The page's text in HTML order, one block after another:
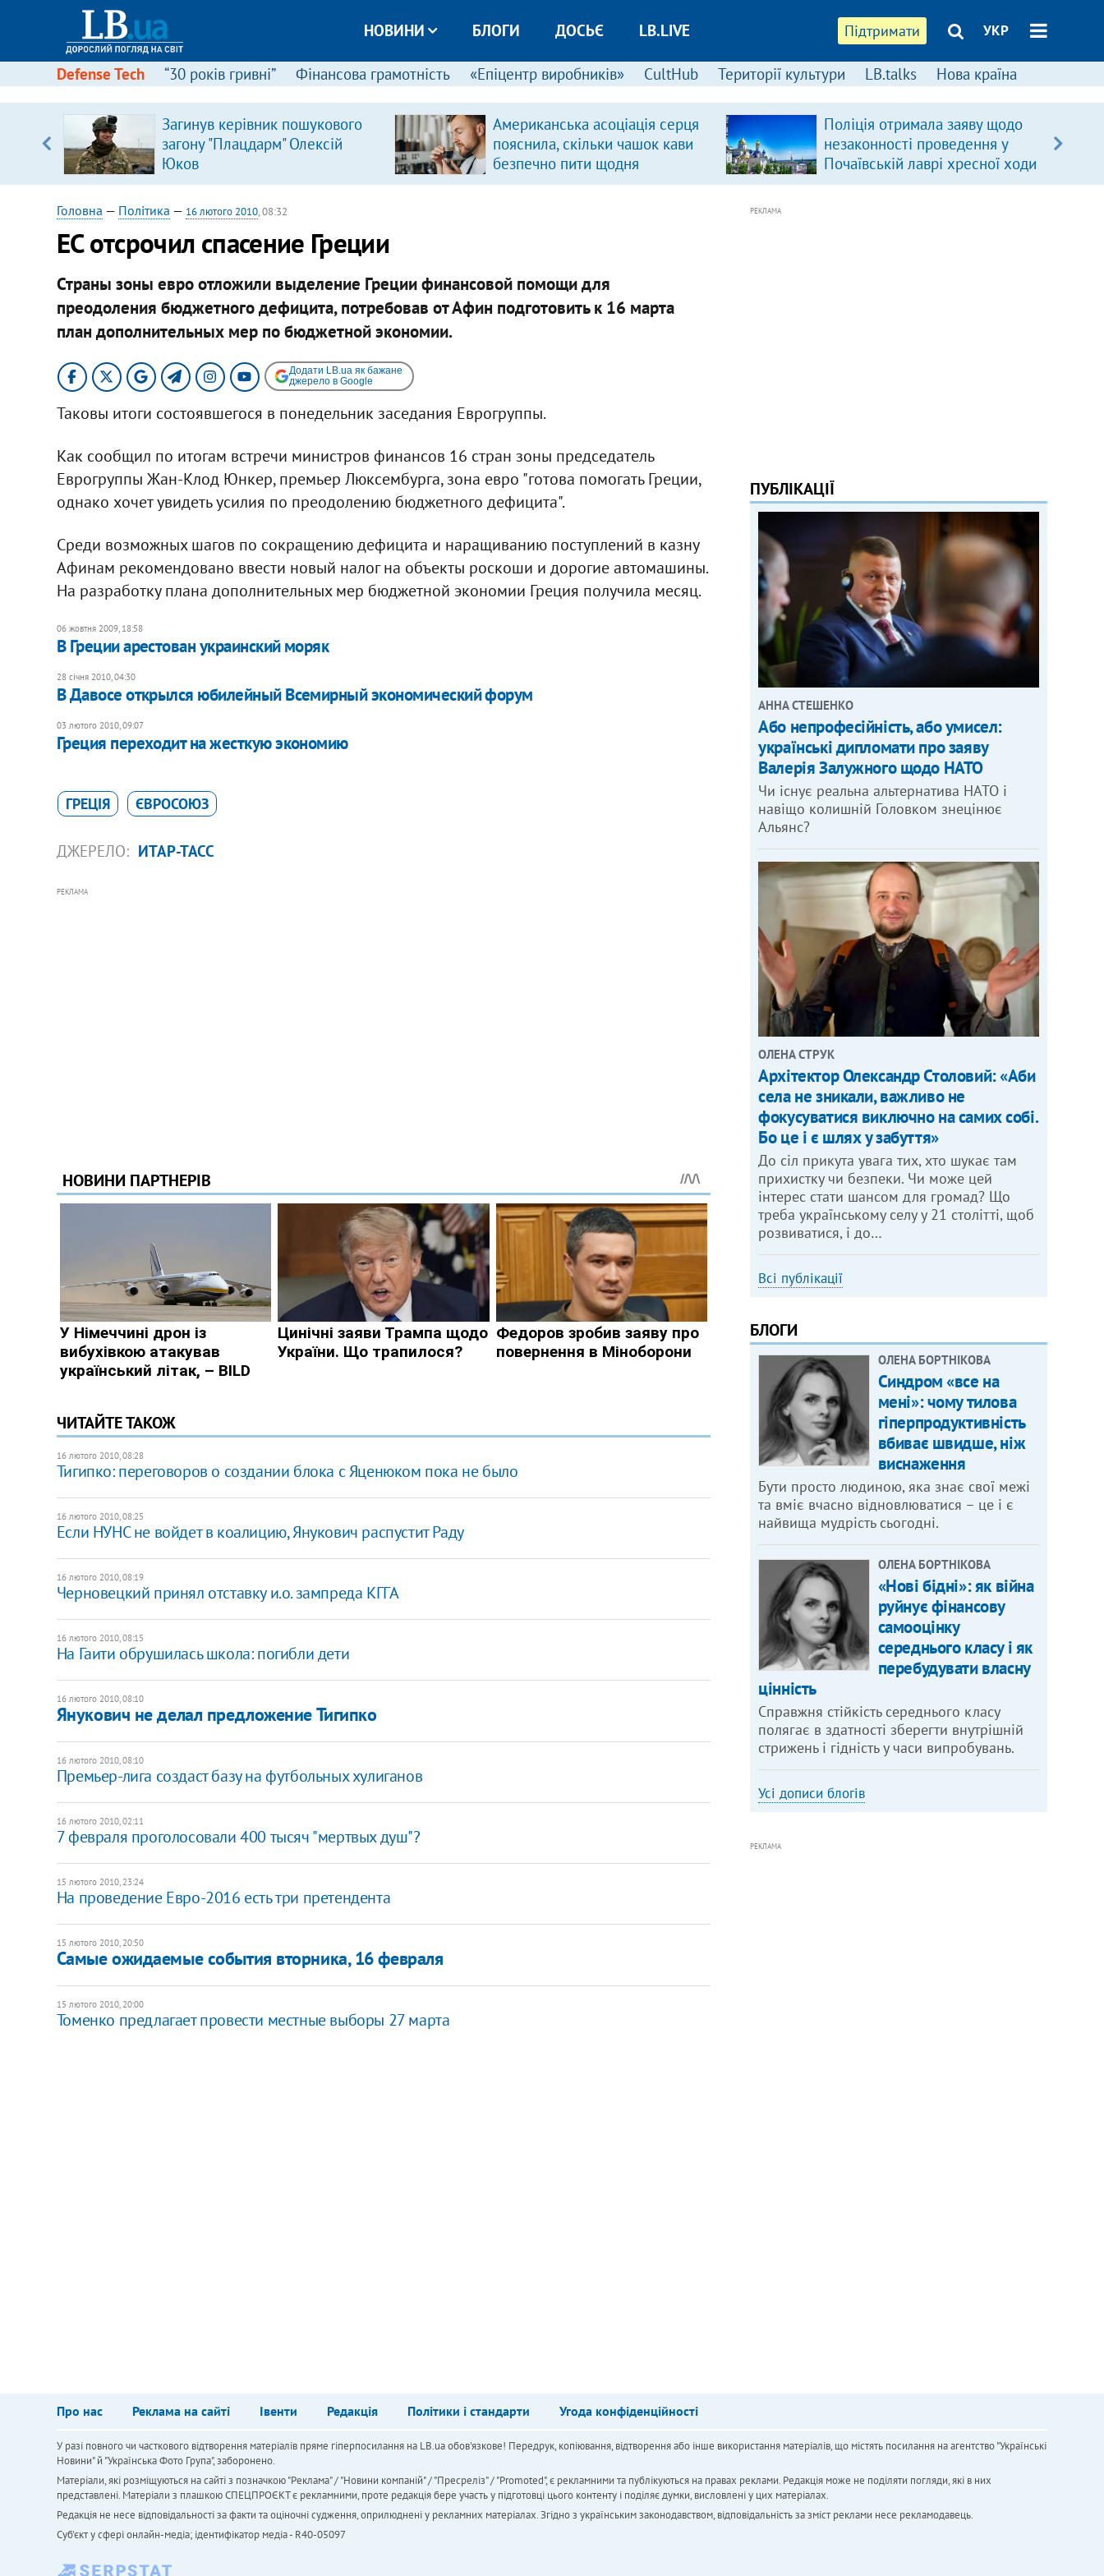
Підтримати УКР
НОВИНИ БЛОГИ ДОСЬЄ LB.LIVE
Defense Tech “30 років гривні” Фінансова грамотність «Епіцентр виробників» CultHub Території культури LB.talks Нова країна
Загинув керівник пошукового
загону "Плацдарм" Олексій
Юков
Американська асоціація серця
пояснила, скільки чашок кави
безпечно пити щодня
Поліція отримала заяву щодо
незаконності проведення у
Почаївській лаврі хресної ходи
Головна — Політика — 16 лютого 2010, 08:32
ЕС отсрочил спасение Греции
Страны зоны евро отложили выделение Греции финансовой помощи для
преодоления бюджетного дефицита, потребовав от Афин подготовить к 16 марта
план дополнительных мер по бюджетной экономии.
Додати LB.ua як бажане
джерело в Google
Таковы итоги состоявшегося в понедельник заседания Еврогруппы.
Как сообщил по итогам встречи министров финансов 16 стран зоны председатель
Еврогруппы Жан-Клод Юнкер, премьер Люксембурга, зона евро "готова помогать Греции,
однако хочет увидеть усилия по преодолению бюджетного дефицита".
Среди возможных шагов по сокращению дефицита и наращиванию поступлений в казну
Афинам рекомендовано ввести новый налог на объекты роскоши и дорогие автомашины.
На разработку плана дополнительных мер бюджетной экономии Греция получила месяц.
06 жовтня 2009, 18:58
В Греции арестован украинский моряк
28 січня 2010, 04:30
В Давосе открылся юбилейный Всемирный экономический форум
03 лютого 2010, 09:07
Греция переходит на жесткую экономию
ГРЕЦІЯ ЄВРОСОЮЗ
ДЖЕРЕЛО: ИТАР-ТАСС
РЕКЛАМА
ЧИТАЙТЕ ТАКОЖ
16 лютого 2010, 08:28
Тигипко: переговоров о создании блока с Яценюком пока не было
16 лютого 2010, 08:25
Если НУНС не войдет в коалицию, Янукович распустит Раду
16 лютого 2010, 08:19
Черновецкий принял отставку и.о. зампреда КГГА
16 лютого 2010, 08:15
На Гаити обрушилась школа: погибли дети
16 лютого 2010, 08:10
Янукович не делал предложение Тигипко
16 лютого 2010, 08:10
Премьер-лига создаст базу на футбольных хулиганов
16 лютого 2010, 02:11
7 февраля проголосовали 400 тысяч "мертвых душ"?
15 лютого 2010, 23:24
На проведение Евро-2016 есть три претендента
15 лютого 2010, 20:50
Самые ожидаемые события вторника, 16 февраля
15 лютого 2010, 20:00
Томенко предлагает провести местные выборы 27 марта
РЕКЛАМА
ПУБЛІКАЦІЇ
АННА СТЕШЕНКО
Або непрофесійність, або умисел:
українські дипломати про заяву
Валерія Залужного щодо НАТО
Чи існує реальна альтернатива НАТО і
навіщо колишній Головком знецінює
Альянс?
ОЛЕНА СТРУК
Архітектор Олександр Столовий: «Аби
села не зникали, важливо не
фокусуватися виключно на самих собі.
Бо це і є шлях у забуття»
До сіл прикута увага тих, хто шукає там
прихистку чи безпеки. Чи може цей
інтерес стати шансом для громад? Що
треба українському селу у 21 столітті, щоб
розвиватися, і до…
Всі публікації
БЛОГИ
ОЛЕНА БОРТНІКОВА
Синдром «все на
мені»: чому тилова
гіперпродуктивність
вбиває швидше, ніж
виснаження
Бути просто людиною, яка знає свої межі
та вміє вчасно відновлюватися – це і є
найвища мудрість сьогодні.
ОЛЕНА БОРТНІКОВА
«Нові бідні»: як війна
руйнує фінансову
самооцінку
середнього класу і як
перебудувати власну
цінність
Справжня стійкість середнього класу
полягає в здатності зберегти внутрішній
стрижень і гідність у часи випробувань.
Усі дописи блогів
РЕКЛАМА
Про нас Реклама на сайті Івенти Редакція Політики і стандарти Угода конфіденційності
У разі повного чи часткового відтворення матеріалів пряме гіперпосилання на LB.ua обов'язкове! Передрук, копіювання, відтворення або інше використання матеріалів, що містять посилання на агентство "Українськi
Новини" й "Українська Фото Група", заборонено.
Матеріали, які розміщуються на сайті з позначкою "Реклама" / "Новини компаній" / "Пресреліз" / "Promoted", є рекламними та публікуються на правах реклами. Редакція може не поділяти погляди, які в них
представлені. Матеріали з плашкою СПЕЦПРОЄКТ є рекламними, проте редакція бере участь у підготовці цього контенту і поділяє думки, висловлені у цих матеріалах.
Редакція не несе відповідальності за факти та оціночні судження, оприлюднені у рекламних матеріалах. Згідно з українським законодавством, відповідальність за зміст реклами несе рекламодавець.
Cуб'єкт у сфері онлайн-медіа; ідентифікатор медіа - R40-05097